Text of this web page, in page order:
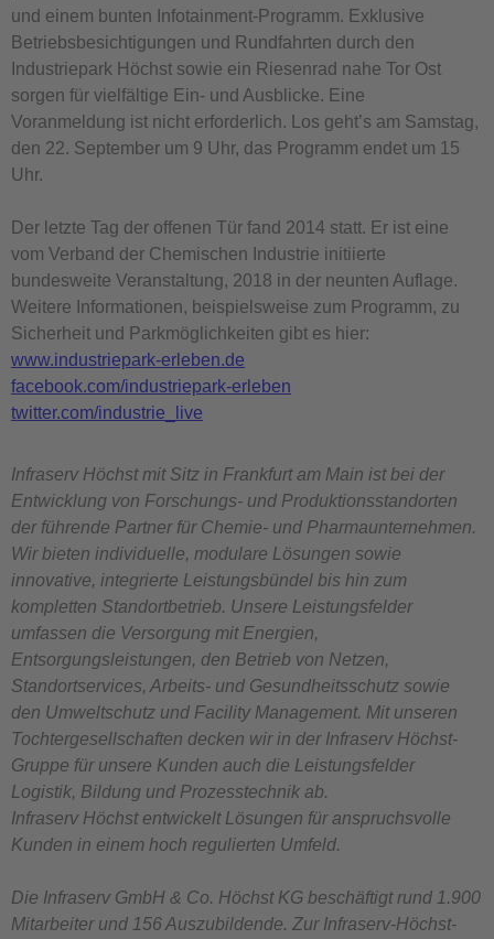
und einem bunten Infotainment-Programm. Exklusive
Betriebsbesichtigungen und Rundfahrten durch den
Industriepark Höchst sowie ein Riesenrad nahe Tor Ost
sorgen für vielfältige Ein- und Ausblicke. Eine
Voranmeldung ist nicht erforderlich. Los geht’s am Samstag,
den 22. September um 9 Uhr, das Programm endet um 15
Uhr.
Der letzte Tag der offenen Tür fand 2014 statt. Er ist eine
vom Verband der Chemischen Industrie initiierte
bundesweite Veranstaltung, 2018 in der neunten Auflage.
Weitere Informationen, beispielsweise zum Programm, zu
Sicherheit und Parkmöglichkeiten gibt es hier:
www.industriepark-erleben.de
facebook.com/industriepark-erleben
twitter.com/industrie_live
Infraserv Höchst mit Sitz in Frankfurt am Main ist bei der
Entwicklung von Forschungs- und Produktionsstandorten
der führende Partner für Chemie- und Pharmaunternehmen.
Wir bieten individuelle, modulare Lösungen sowie
innovative, integrierte Leistungsbündel bis hin zum
kompletten Standortbetrieb. Unsere Leistungsfelder
umfassen die Versorgung mit Energien,
Entsorgungsleistungen, den Betrieb von Netzen,
Standortservices, Arbeits- und Gesundheitsschutz sowie
den Umweltschutz und Facility Management. Mit unseren
Tochtergesellschaften decken wir in der Infraserv Höchst-
Gruppe für unsere Kunden auch die Leistungsfelder
Logistik, Bildung und Prozesstechnik ab.
Infraserv Höchst entwickelt Lösungen für anspruchsvolle
Kunden in einem hoch regulierten Umfeld.
Die Infraserv GmbH & Co. Höchst KG beschäftigt rund 1.900
Mitarbeiter und 156 Auszubildende. Zur Infraserv-Höchst-